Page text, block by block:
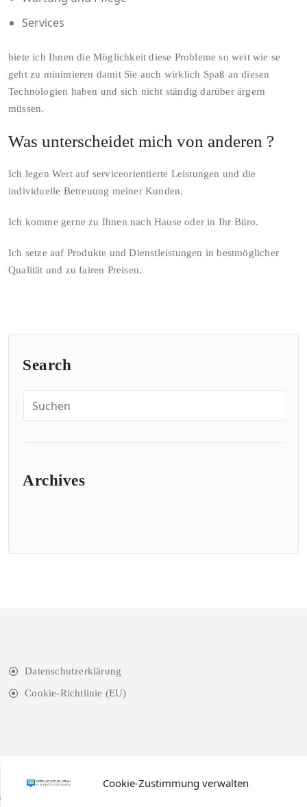
Cookie-Zustimmung verwalten
Services
biete ich Ihnen die Möglichkeit diese Probleme so weit wie se
geht zu minimieren damit Sie auch wirklich Spaß an diesen
Technologien haben und sich nicht ständig darüber ärgern
müssen.
Was unterscheidet mich von anderen ?
Ich legen Wert auf serviceorientierte Leistungen und die
individuelle Betreuung meiner Kunden.
Ich komme gerne zu Ihnen nach Hause oder in Ihr Büro.
Ich setze auf Produkte und Dienstleistungen in bestmöglicher
Qualität und zu fairen Preisen.
Search
Archives
Datenschutzerklärung
Cookie-Richtlinie (EU)